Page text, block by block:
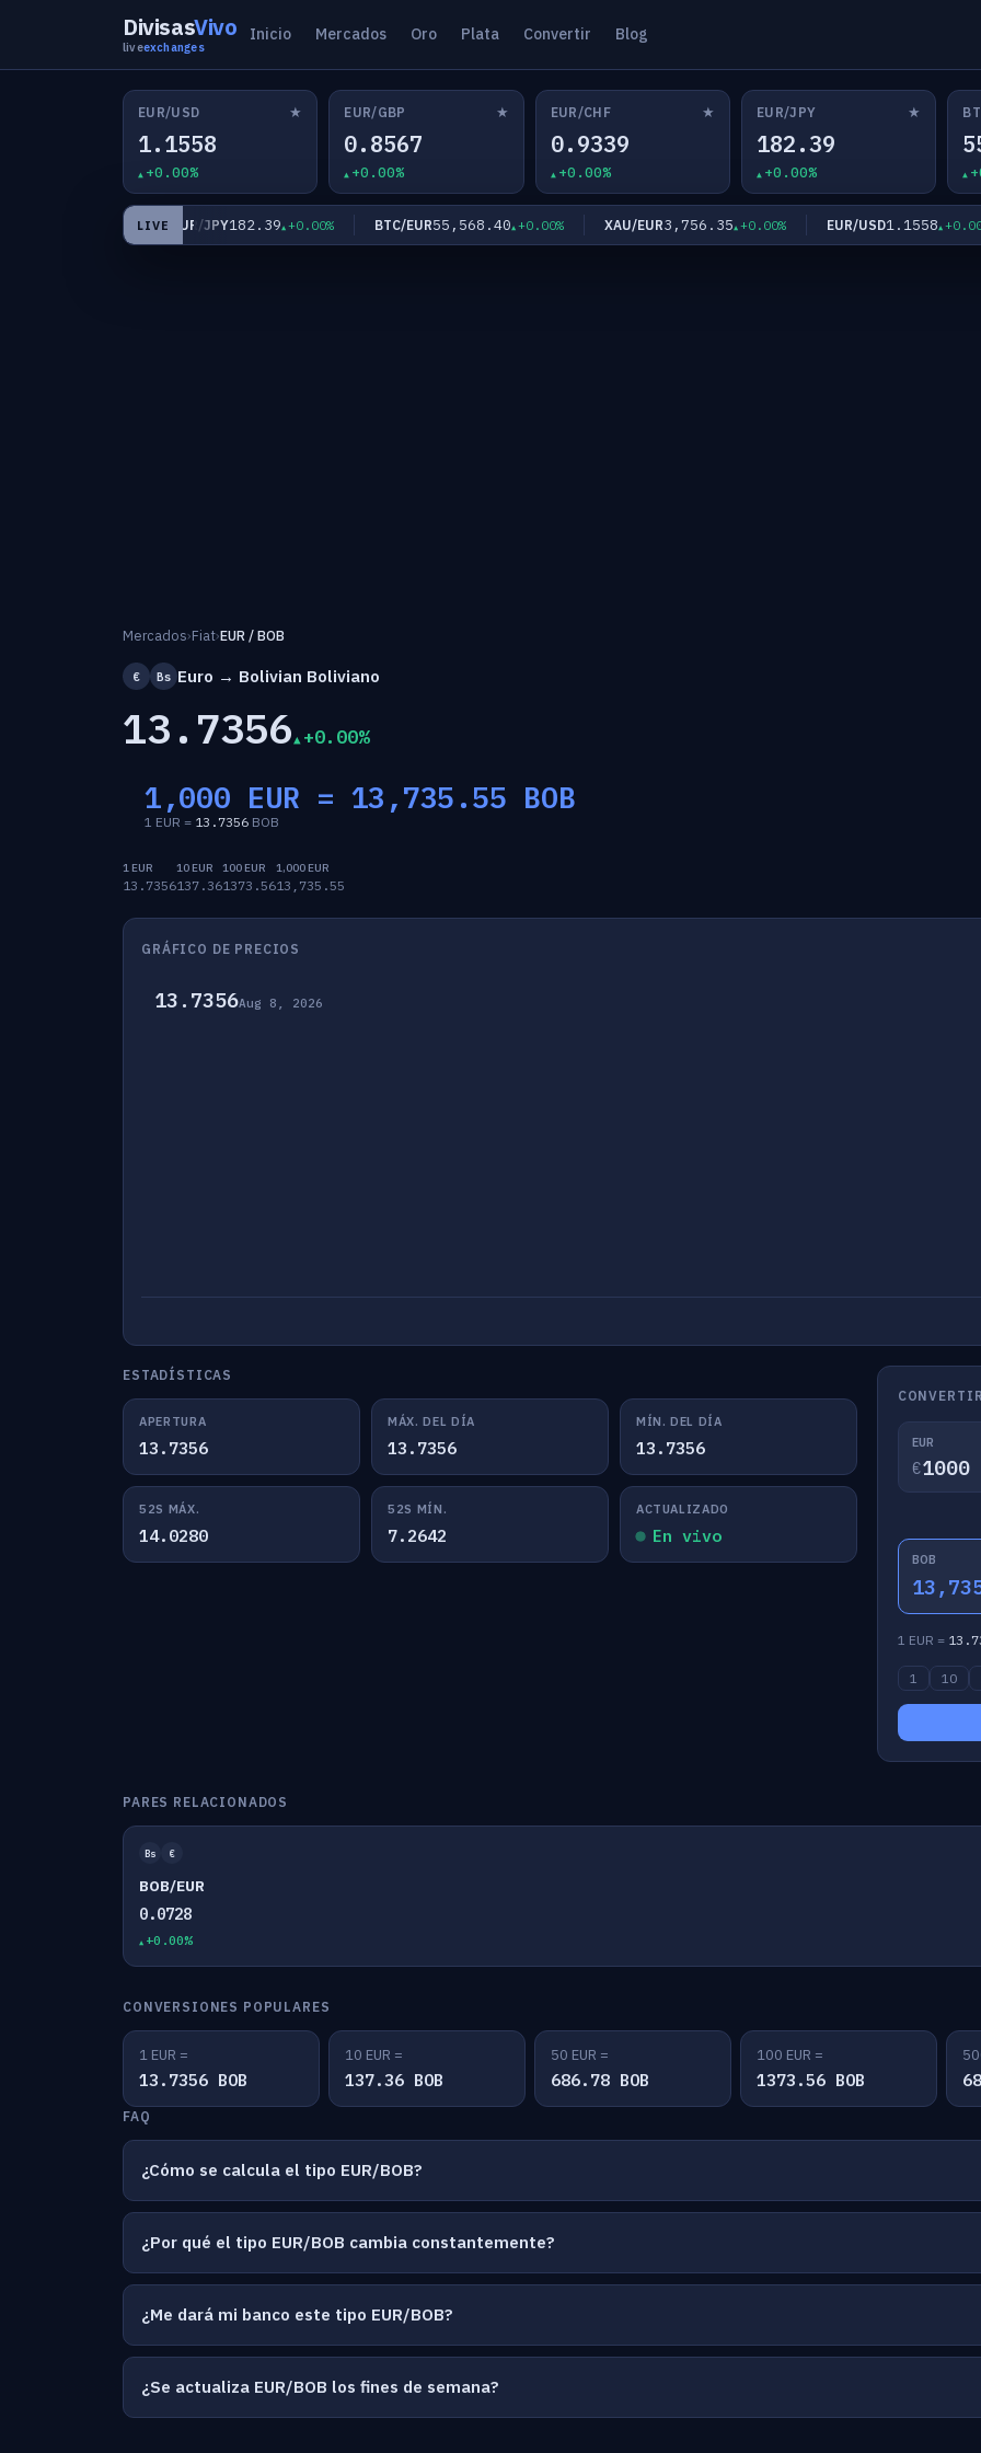
DivisasVivo
liveexchanges
Inicio Mercados Oro Plata Convertir Blog
EUR/USD ★
1.1558
+0.00%
EUR/GBP ★
0.8567
+0.00%
EUR/CHF ★
0.9339
+0.00%
EUR/JPY ★
182.39
+0.00%
LIVE
EUR/JPY182.39 +0.00% BTC/EUR55,568.40 +0.00% XAU/EUR3,756.35 +0.00% EUR/USD1.1558 +0.00%
Mercados›Fiat›EUR / BOB
€ Bs Euro → Bolivian Boliviano
13.7356 +0.00%
1,000 EUR = 13,735.55 BOB
1 EUR = 13.7356 BOB
1 EUR
13.7356
10 EUR
137.36
100 EUR
1373.56
1,000 EUR
13,735.55
GRÁFICO DE PRECIOS
13.7356Aug 8, 2026
ESTADÍSTICAS
APERTURA
13.7356
MÁX. DEL DÍA
13.7356
MÍN. DEL DÍA
13.7356
52S MÁX.
14.0280
52S MÍN.
7.2642
ACTUALIZADO
En vivo
EUR
€
BOB
1 EUR =
1 10
PARES RELACIONADOS
Bs €
BOB/EUR
0.0728
+0.00%
CONVERSIONES POPULARES
1 EUR =
13.7356 BOB
10 EUR =
137.36 BOB
50 EUR =
686.78 BOB
100 EUR =
1373.56 BOB
FAQ
¿Cómo se calcula el tipo EUR/BOB?
¿Por qué el tipo EUR/BOB cambia constantemente?
¿Me dará mi banco este tipo EUR/BOB?
¿Se actualiza EUR/BOB los fines de semana?